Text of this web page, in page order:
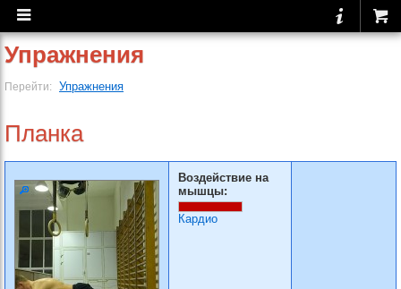
Упражнения
Перейти: Упражнения
Планка
Воздействие на
мышцы:
Кардио